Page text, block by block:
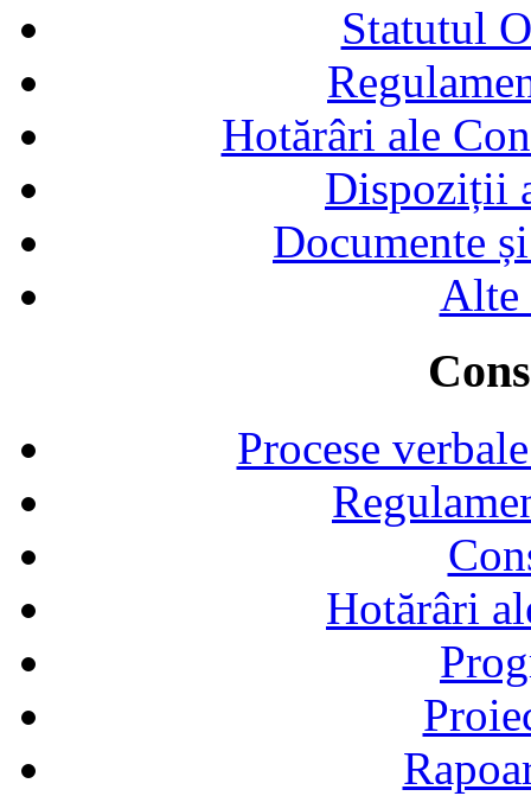
Statutul
Hotărâri ale
Dispoziții
Documente
Alte
Procese
Hotărâri